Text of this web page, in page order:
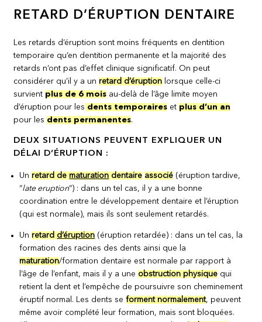
RETARD D’ÉRUPTION DENTAIRE
Les retards d’éruption sont moins fréquents en dentition
temporaire qu’en dentition permanente et la majorité des
retards n’ont pas d’effet clinique significatif. On peut
considérer qu’il y a unretard d’éruption lorsque celle-ci
survient plus de 6 mois au-delà de l’âge limite moyen
d’éruption pour les dents temporaires et plus d’un an
pour les dents permanentes.
DEUX SITUATIONS PEUVENT EXPLIQUER UN
DÉLAI D’ÉRUPTION :
Unretard dematuration dentaire associé (éruption tardive,
“late eruption“) : dans un tel cas, il y a une bonne
coordination entre le développement dentaire et l’éruption
(qui est normale), mais ils sont seulement retardés.
Unretard d’éruption (éruption retardée) : dans un tel cas, la
formation des racines des dents ainsi que la
maturation/formation dentaire est normale par rapport à
l’âge de l’enfant, mais il y a une obstruction physique qui
retient la dent et l’empêche de poursuivre son cheminement
éruptif normal. Les dents seforment normalement, peuvent
même avoir complété leur formation, mais sont bloquées.